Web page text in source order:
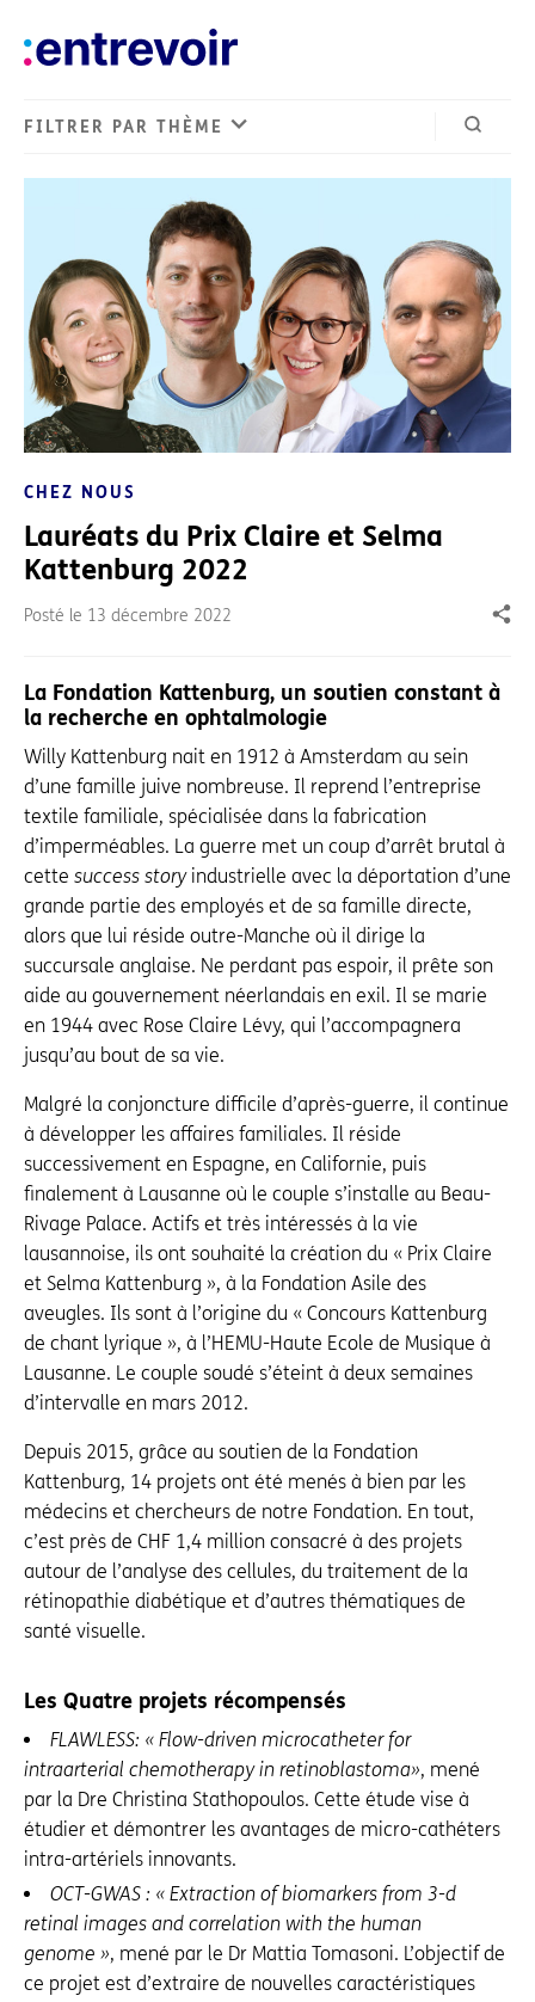
FILTRER PAR THÈME
CHEZ NOUS
Lauréats du Prix Claire et Selma
Kattenburg 2022
Posté le 13 décembre 2022
La Fondation Kattenburg, un soutien constant à
la recherche en ophtalmologie
Willy Kattenburg nait en 1912 à Amsterdam au sein
d’une famille juive nombreuse. Il reprend l’entreprise
textile familiale, spécialisée dans la fabrication
d’imperméables. La guerre met un coup d’arrêt brutal à
cette success storyindustrielle avec la déportation d’une
grande partie des employés et de sa famille directe,
alors que lui réside outre-Manche où il dirige la
succursale anglaise. Ne perdant pas espoir, il prête son
aide au gouvernement néerlandais en exil. Il se marie
en 1944 avec Rose Claire Lévy, qui l’accompagnera
jusqu’au bout de sa vie.
Malgré la conjoncture difficile d’après-guerre, il continue
à développer les affaires familiales. Il réside
successivement en Espagne, en Californie, puis
finalement à Lausanne où le couple s’installe au Beau-
Rivage Palace. Actifs et très intéressés à la vie
lausannoise, ils ont souhaité la création du « Prix Claire
et Selma Kattenburg », à la Fondation Asile des
aveugles. Ils sont à l’origine du « Concours Kattenburg
de chant lyrique », à l’HEMU-Haute Ecole de Musique à
Lausanne. Le couple soudé s’éteint à deux semaines
d’intervalle en mars 2012.
Depuis 2015, grâce au soutien de la Fondation
Kattenburg, 14 projets ont été menés à bien par les
médecins et chercheurs de notre Fondation. En tout,
c’est près de CHF 1,4 million consacré à des projets
autour de l’analyse des cellules, du traitement de la
rétinopathie diabétique et d’autres thématiques de
santé visuelle.
Les Quatre projets récompensés
FLAWLESS: « Flow-driven microcatheter for
intraarterial chemotherapy in retinoblastoma», mené
par la Dre Christina Stathopoulos. Cette étude vise à
étudier et démontrer les avantages de micro-cathéters
intra-artériels innovants.
OCT-GWAS : « Extraction of biomarkers from 3-d
retinal images and correlation with the human
genome », mené par le Dr Mattia Tomasoni. L’objectif de
ce projet est d’extraire de nouvelles caractéristiques